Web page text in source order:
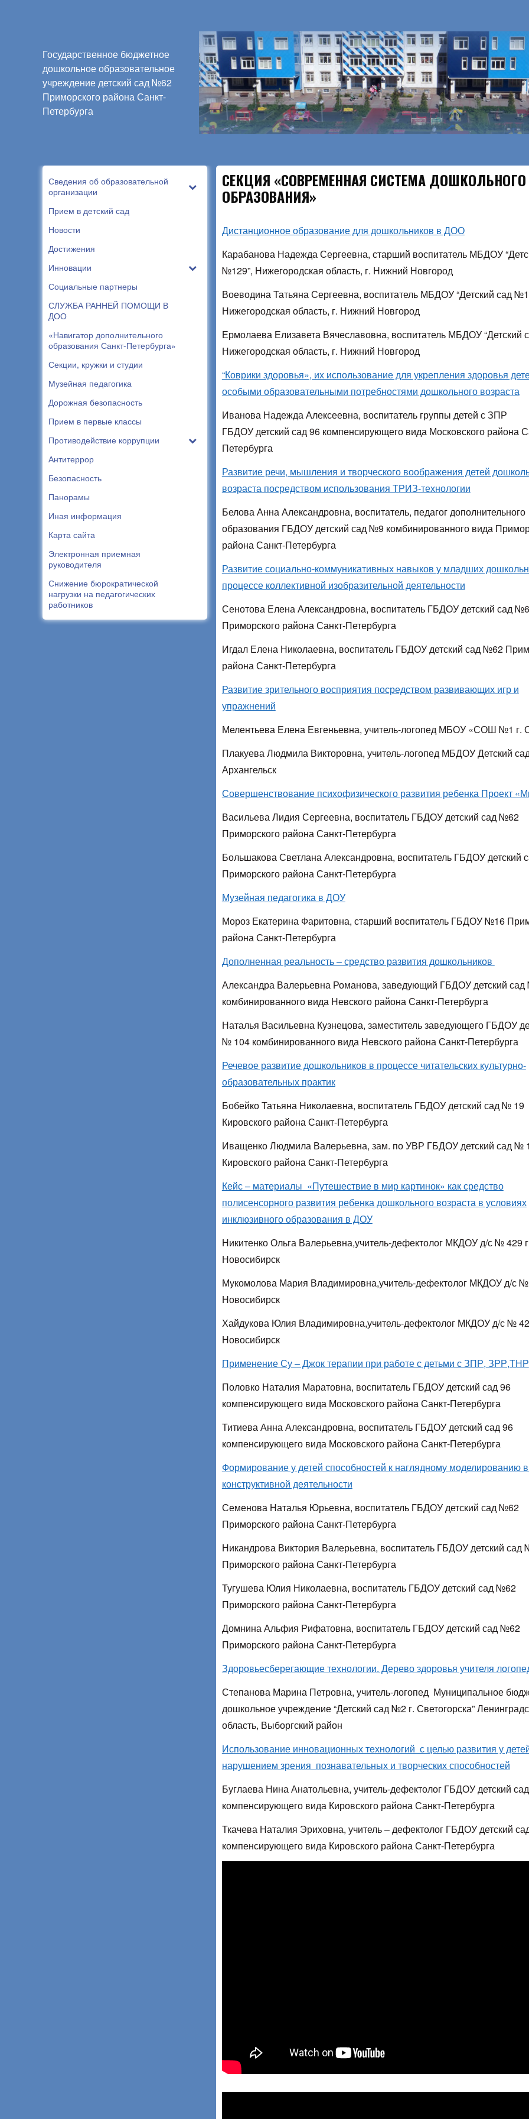
Государственное бюджетное
дошкольное образовательное
учреждение детский сад №62
Приморского района Санкт-
Петербурга
Сведения об образовательной
организации
Прием в детский сад
Новости
Достижения
Инновации
Социальные партнеры
СЛУЖБА РАННЕЙ ПОМОЩИ В
ДОО
«Навигатор дополнительного
образования Санкт-Петербурга»
Секции, кружки и студии
Музейная педагогика
Дорожная безопасность
Прием в первые классы
Противодействие коррупции
Антитеррор
Безопасность
Панорамы
Иная информация
Карта сайта
Электронная приемная
руководителя
Снижение бюрократической
нагрузки на педагогических
работников
СЕКЦИЯ «СОВРЕМЕННАЯ СИСТЕМА ДОШКОЛЬНОГО
ОБРАЗОВАНИЯ»
Дистанционное образование для дошкольников в ДОО
Карабанова Надежда Сергеевна, старший воспитатель МБДОУ
№129”, Нижегородская область, г. Нижний Новгород
Воеводина Татьяна Сергеевна, воспитатель МБДОУ “Детский сад
Нижегородская область, г. Нижний Новгород
Ермолаева Елизавета Вячеславовна, воспитатель МБДОУ “Детский
Нижегородская область, г. Нижний Новгород
“Коврики здоровья», их использование для укрепления здоровья
особыми образовательными потребностями дошкольного возраста
Иванова Надежда Алексеевна, воспитатель группы детей с ЗПР
ГБДОУ детский сад 96 компенсирующего вида Московского района
Петербурга
Развитие речи, мышления и творческого воображения детей
возраста посредством использования ТРИЗ-технологии
Белова Анна Александровна, воспитатель, педагог дополнительного
образования ГБДОУ детский сад №9 комбинированного вида
района Санкт-Петербурга
Развитие социально-коммуникативных навыков у младших
процессе коллективной изобразительной деятельности
Сенотова Елена Александровна, воспитатель ГБДОУ детский сад
Приморского района Санкт-Петербурга
Игдал Елена Николаевна, воспитатель ГБДОУ детский сад №62
района Санкт-Петербурга
Развитие зрительного восприятия посредством развивающих игр и
упражнений
Мелентьева Елена Евгеньевна, учитель-логопед МБОУ «СОШ №1 г.
Плакуева Людмила Викторовна, учитель-логопед МБДОУ Детский
Архангельск
Совершенствование психофизического развития ребенка Проект
Васильева Лидия Сергеевна, воспитатель ГБДОУ детский сад №62
Приморского района Санкт-Петербурга
Большакова Светлана Александровна, воспитатель ГБДОУ детский
Приморского района Санкт-Петербурга
Музейная педагогика в ДОУ
Мороз Екатерина Фаритовна, старший воспитатель ГБДОУ №16
района Санкт-Петербурга
Дополненная реальность – средство развития дошкольников
Александра Валерьевна Романова, заведующий ГБДОУ детский
комбинированного вида Невского района Санкт-Петербурга
Наталья Васильевна Кузнецова, заместитель заведующего ГБДОУ
№ 104 комбинированного вида Невского района Санкт-Петербурга
Речевое развитие дошкольников в процессе читательских культурно-
образовательных практик
Бобейко Татьяна Николаевна, воспитатель ГБДОУ детский сад № 19
Кировского района Санкт-Петербурга
Иващенко Людмила Валерьевна, зам. по УВР ГБДОУ детский сад №
Кировского района Санкт-Петербурга
Кейс – материалы «Путешествие в мир картинок» как средство
полисенсорного развития ребенка дошкольного возраста в условиях
инклюзивного образования в ДОУ
Никитенко Ольга Валерьевна,учитель-дефектолог МКДОУ д/с № 429
Новосибирск
Мукомолова Мария Владимировна,учитель-дефектолог МКДОУ д/с №
Новосибирск
Хайдукова Юлия Владимировна,учитель-дефектолог МКДОУ д/с №
Новосибирск
Применение Су – Джок терапии при работе с детьми с ЗПР, ЗРР,ТНР
Половко Наталия Маратовна, воспитатель ГБДОУ детский сад 96
компенсирующего вида Московского района Санкт-Петербурга
Титиева Анна Александровна, воспитатель ГБДОУ детский сад 96
компенсирующего вида Московского района Санкт-Петербурга
Формирование у детей способностей к наглядному моделированию
конструктивной деятельности
Семенова Наталья Юрьевна, воспитатель ГБДОУ детский сад №62
Приморского района Санкт-Петербурга
Никандрова Виктория Валерьевна, воспитатель ГБДОУ детский сад
Приморского района Санкт-Петербурга
Тугушева Юлия Николаевна, воспитатель ГБДОУ детский сад №62
Приморского района Санкт-Петербурга
Домнина Альфия Рифатовна, воспитатель ГБДОУ детский сад №62
Приморского района Санкт-Петербурга
Здоровьесберегающие технологии. Дерево здоровья учителя
Степанова Марина Петровна, учитель-логопед Муниципальное
дошкольное учреждение “Детский сад №2 г. Светогорска”
область, Выборгский район
Использование инновационных технологий с целью развития у
нарушением зрения познавательных и творческих способностей
Буглаева Нина Анатольевна, учитель-дефектолог ГБДОУ детский
компенсирующего вида Кировского района Санкт-Петербурга
Ткачева Наталия Эриховна, учитель – дефектолог ГБДОУ детский
компенсирующего вида Кировского района Санкт-Петербурга